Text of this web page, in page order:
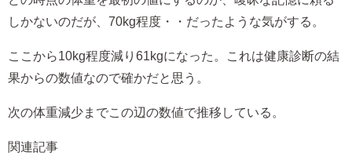
しかないのだが、70kg程度・・だったような気がする。
ここから10kg程度減り61kgになった。これは健康診断の結
果からの数値なので確かだと思う。
次の体重減少までこの辺の数値で推移している。
関連記事